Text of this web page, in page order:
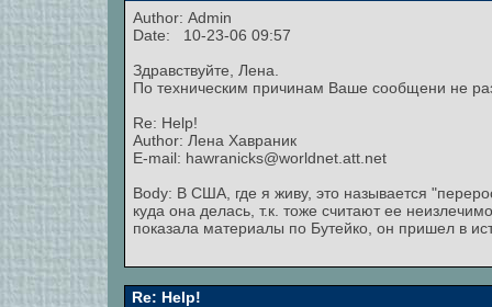
Author: Admin
Date: 10-23-06 09:57
Здравствуйте, Лена.
По техническим причинам Ваше сообщени не
Re: Help!
Author: Лена Хавраник
E-mail: hawranicks@worldnet.att.net
Body: В США, где я живу, это называется
куда она делась, т.к. тоже считают ее
показала материалы по Бутейко, он пришел в
Re: Help!